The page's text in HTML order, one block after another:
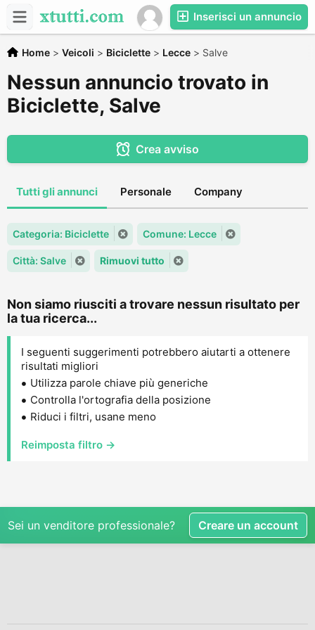
Inserisci un annuncio
Home > Veicoli > Biciclette > Lecce > Salve
Nessun annuncio trovato in
Biciclette, Salve
Crea avviso
Tutti gli annunci Personale Company
Categoria: Biciclette Comune: Lecce
Città: Salve Rimuovi tutto
Non siamo riusciti a trovare nessun risultato per
la tua ricerca...
I seguenti suggerimenti potrebbero aiutarti a ottenere
risultati migliori
Utilizza parole chiave più generiche
Controlla l'ortografia della posizione
Riduci i filtri, usane meno
Reimposta filtro →
Sei un venditore professionale? Creare un account